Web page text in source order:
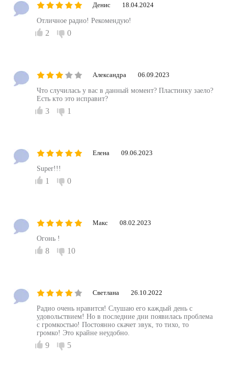
Денис 18.04.2024
Отличное радио! Рекомендую!
2 0
Александра 06.09.2023
Что случилась у вас в данный момент? Пластинку заело?
Есть кто это исправит?
3 1
Елена 09.06.2023
Super!!!
1 0
Макс 08.02.2023
Огонь !
8 10
Светлана 26.10.2022
Радио очень нравится! Слушаю его каждый день с
удовольствием! Но в последние дни появилась проблема
с громкостью! Постоянно скачет звук, то тихо, то
громко! Это крайне неудобно.
9 5